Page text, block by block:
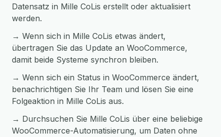
Datensatz in Mille CoLis erstellt oder aktualisiert
werden.
→ Wenn sich in Mille CoLis etwas ändert,
übertragen Sie das Update an WooCommerce,
damit beide Systeme synchron bleiben.
→ Wenn sich ein Status in WooCommerce ändert,
benachrichtigen Sie Ihr Team und lösen Sie eine
Folgeaktion in Mille CoLis aus.
→ Durchsuchen Sie Mille CoLis über eine beliebige
WooCommerce-Automatisierung, um Daten ohne